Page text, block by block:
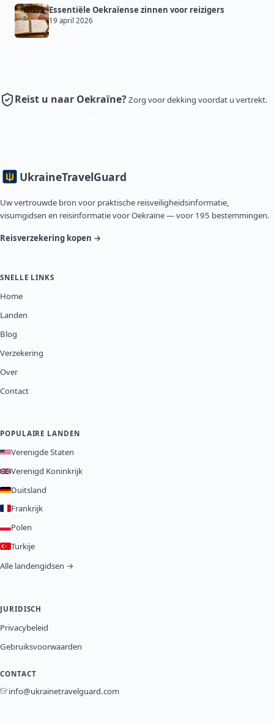
Essentiële Oekraïense zinnen voor reizigers
19 april 2026
Reist u naar Oekraïne?Zorg voor dekking voordat u vertrekt.
UkraineTravelGuard
Uw vertrouwde bron voor praktische reisveiligheidsinformatie,
visumgidsen en reisinformatie voor Oekraïne — voor 195 bestemmingen.
Reisverzekering kopen →
SNELLE LINKS
Home
Landen
Blog
Verzekering
Over
Contact
POPULAIRE LANDEN
Verenigde Staten
Verenigd Koninkrijk
Duitsland
Frankrijk
Polen
Turkije
Alle landengidsen →
JURIDISCH
Privacybeleid
Gebruiksvoorwaarden
CONTACT
info@ukrainetravelguard.com